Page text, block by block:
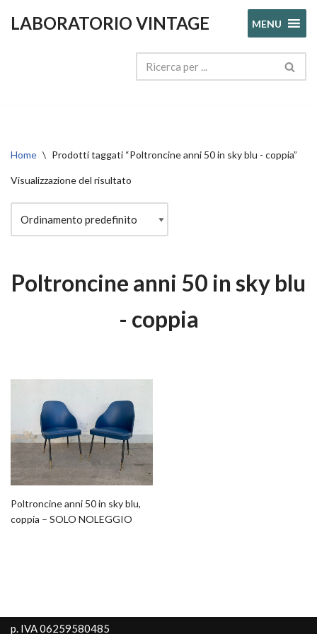
LABORATORIO VINTAGE MENU
Home \ Prodotti taggati “Poltroncine anni 50 in sky blu - coppia”
Visualizzazione del risultato
Poltroncine anni 50 in sky blu
- coppia
Poltroncine anni 50 in sky blu,
coppia – SOLO NOLEGGIO
p. IVA 06259580485